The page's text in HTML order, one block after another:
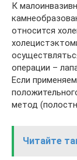
К
относится
операции –
Если
метод
Читайте